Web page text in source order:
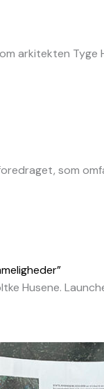
arkitekten Tyge
som
Husene.